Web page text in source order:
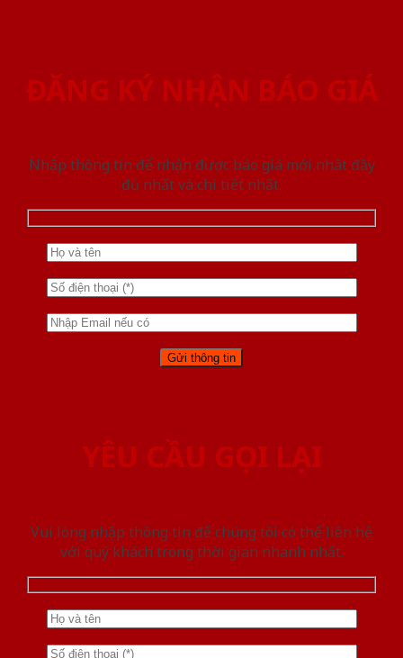
ĐĂNG KÝ NHẬN BÁO GIÁ
Nhập thông tin để nhận được báo giá mới nhât đầy
đủ nhất và chi tiết nhất.
YÊU CẦU GỌI LẠI
Vui lòng nhập thông tin để chúng tôi có thể liên hệ
với quý khách trong thời gian nhanh nhất.